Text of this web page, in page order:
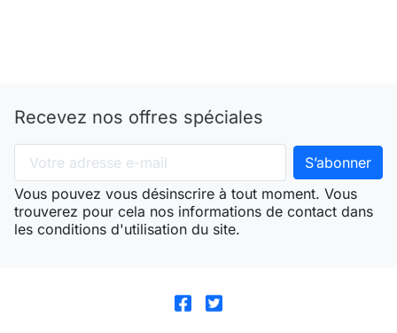
Recevez nos offres spéciales
Vous pouvez vous désinscrire à tout moment. Vous
trouverez pour cela nos informations de contact dans
les conditions d'utilisation du site.